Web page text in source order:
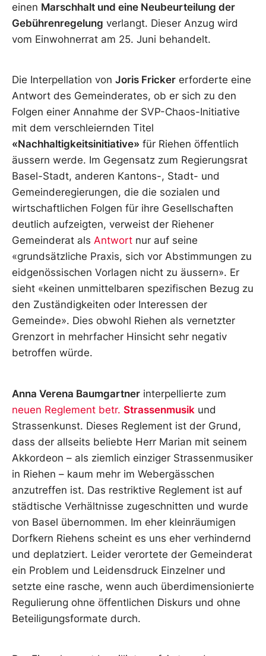
einen Marschhalt und eine Neubeurteilung der
Gebührenregelung verlangt. Dieser Anzug wird
vom Einwohnerrat am 25. Juni behandelt.
Die Interpellation von Joris Fricker erforderte eine
Antwort des Gemeinderates, ob er sich zu den
Folgen einer Annahme der SVP-Chaos-Initiative
mit dem verschleiernden Titel
«Nachhaltigkeitsinitiative» für Riehen öffentlich
äussern werde. Im Gegensatz zum Regierungsrat
Basel-Stadt, anderen Kantons-, Stadt- und
Gemeinderegierungen, die die sozialen und
wirtschaftlichen Folgen für ihre Gesellschaften
deutlich aufzeigten, verweist der Riehener
Gemeinderat als Antwort nur auf seine
«grundsätzliche Praxis, sich vor Abstimmungen zu
eidgenössischen Vorlagen nicht zu äussern». Er
sieht «keinen unmittelbaren spezifischen Bezug zu
den Zuständigkeiten oder Interessen der
Gemeinde». Dies obwohl Riehen als vernetzter
Grenzort in mehrfacher Hinsicht sehr negativ
betroffen würde.
Anna Verena Baumgartner interpellierte zum
neuen Reglement betr. Strassenmusik und
Strassenkunst. Dieses Reglement ist der Grund,
dass der allseits beliebte Herr Marian mit seinem
Akkordeon – als ziemlich einziger Strassenmusiker
in Riehen – kaum mehr im Webergässchen
anzutreffen ist. Das restriktive Reglement ist auf
städtische Verhältnisse zugeschnitten und wurde
von Basel übernommen. Im eher kleinräumigen
Dorfkern Riehens scheint es uns eher verhindernd
und deplatziert. Leider verortete der Gemeinderat
ein Problem und Leidensdruck Einzelner und
setzte eine rasche, wenn auch überdimensionierte
Regulierung ohne öffentlichen Diskurs und ohne
Beteiligungsformate durch.